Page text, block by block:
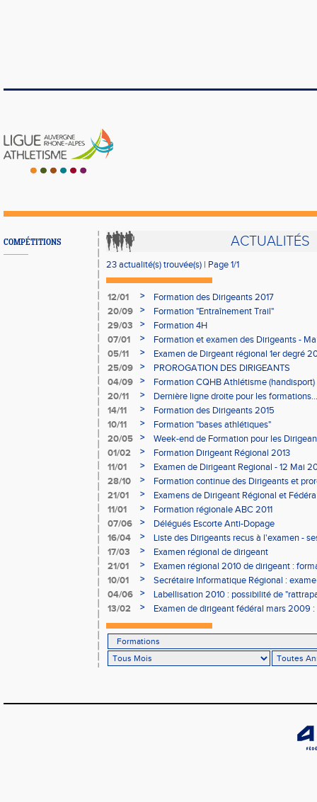
COMPÉTITIONS ACTUALITÉS
23 actualité(s) trouvée(s) | Page 1/1
12/01 >
Formation des Dirigeants 2017
20/09
>
Formation "Entraînement Trail"
29/03
>
Formation 4H
07/01
>
Formation et examen des Dirigeants -
05/11
>
Examen de Dirgeant régional 1er degré
25/09
>
PROROGATION DES DIRIGEANTS
04/09
>
Formation CQHB Athlétisme (handisport)
20/11
>
Dernière ligne droite pour les formations...
14/11
>
Formation des Dirigeants 2015
10/11
>
Formation "bases athlétiques"
20/05
>
Week-end de Formation pour les
01/02
>
Formation Dirigeant Régional 2013
11/01
>
Examen de Dirigeant Regional - 12 Mai
28/10
>
Formation continue des Dirigeants et
Examens
21/01 >
Examens de Dirigeant Régional et
11/01
>
Formation régionale ABC 2011
07/06
>
Délégués Escorte Anti-Dopage
16/04
>
Liste des Dirigeants recus à l'examen -
17/03
>
Examen régional de dirigeant
21/01
>
Examen régional 2010 de dirigeant :
10/01
>
Secrétaire Informatique Régional :
04/06
>
Labellisation 2010 : possibilité de
13/02
> Examen de dirigeant fédéral mars 2009 :